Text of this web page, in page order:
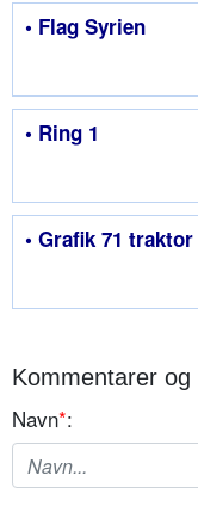
• Flag Syrien
• Ring 1
• Grafik 71 traktor
Kommentarer
Navn*: